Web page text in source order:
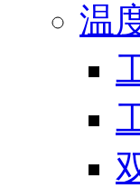
温